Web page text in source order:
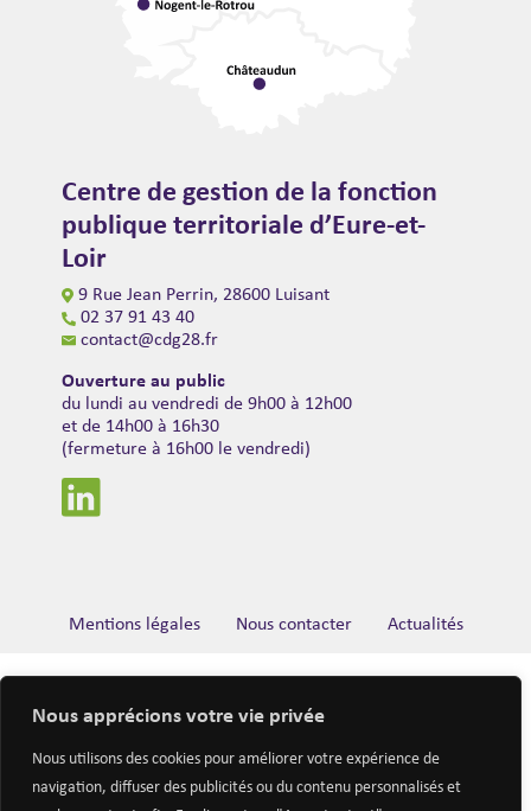
Nous apprécions votre vie privée
Nous utilisons des cookies pour améliorer votre expérience de
navigation, diffuser des publicités ou du contenu personnalisés et
Centre de gestion de la fonction
publique territoriale d’Eure-et-
Loir
9 Rue Jean Perrin, 28600 Luisant
02 37 91 43 40
contact@cdg28.fr
Ouverture au public
du lundi au vendredi de 9h00 à 12h00
et de 14h00 à 16h30
(fermeture à 16h00 le vendredi)
Mentions légales Nous contacter Actualités